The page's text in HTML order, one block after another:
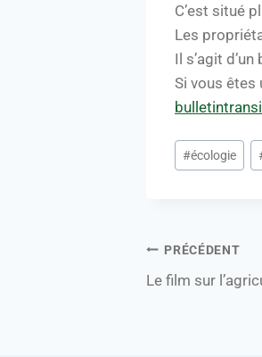
C’est situé
Les
Il s’agit
Si vous
#écologie
PRÉCÉDENT
Le film sur